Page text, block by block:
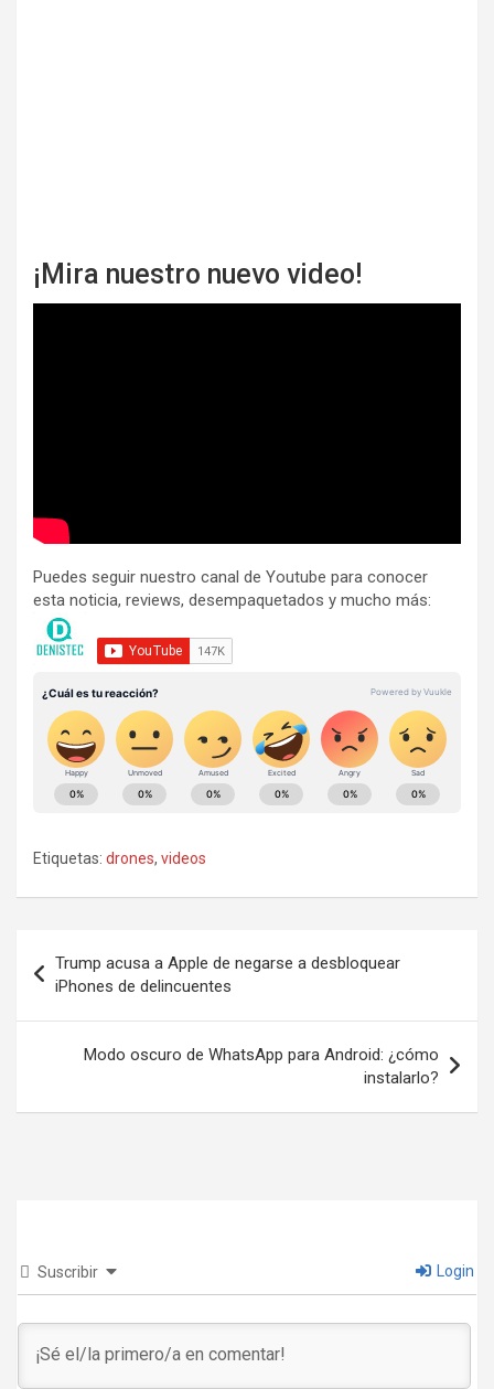
¡Mira nuestro nuevo video!
Puedes seguir nuestro canal de Youtube para conocer
esta noticia, reviews, desempaquetados y mucho más:
Etiquetas: drones, videos
de
entradas
Trump acusa a Apple de negarse a desbloquear
iPhones de delincuentes
Modo oscuro de WhatsApp para Android: ¿cómo
instalarlo?
Suscribir Login